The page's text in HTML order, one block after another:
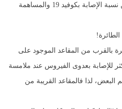
من أن السفر في الطائرة يزيد من نسبة الإصابة بكوفيد 19 والمساهمة
الطائرة!
بالقرب من المقاعد الموجود على
للإصابة بعدوى الفيروس عند ملامسة
البعض، لذا فالمقاعد القريبة من